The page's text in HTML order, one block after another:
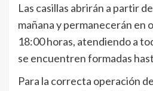
Las casillas abrirán a partir
mañana y permanecerán en
18:00 horas, atendiendo a
se encuentren formadas
Para la correcta operación